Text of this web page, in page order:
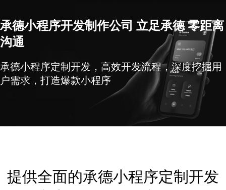
承德小程序开发制作公司 立足承德 零距离
沟通
承德小程序定制开发，高效开发流程，深度挖掘用
户需求，打造爆款小程序
提供全面的承德小程序定制开发